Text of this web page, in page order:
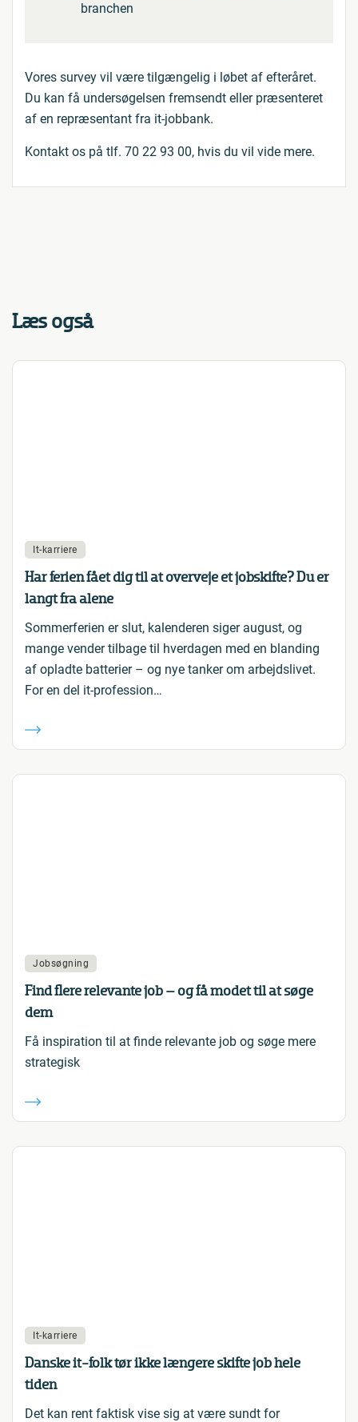
branchen
Vores survey vil være tilgængelig i løbet af efteråret.
Du kan få undersøgelsen fremsendt eller præsenteret
af en repræsentant fra it-jobbank.
Kontakt os på tlf. 70 22 93 00, hvis du vil vide mere.
Læs også
It-karriere
Har ferien fået dig til at overveje et jobskifte? Du er
langt fra alene
Sommerferien er slut, kalenderen siger august, og
mange vender tilbage til hverdagen med en blanding
af opladte batterier – og nye tanker om arbejdslivet.
For en del it-profession…
Jobsøgning
Find flere relevante job – og få modet til at søge
dem
Få inspiration til at finde relevante job og søge mere
strategisk
It-karriere
Danske it-folk tør ikke længere skifte job hele
tiden
Det kan rent faktisk vise sig at være sundt for